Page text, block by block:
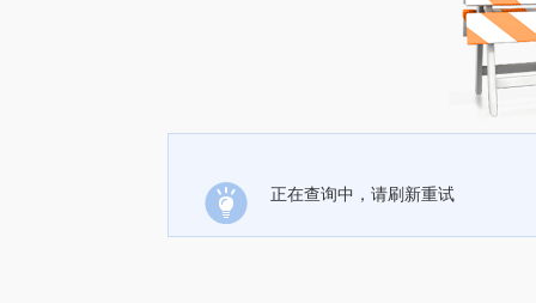
正在查询中，请刷新重试